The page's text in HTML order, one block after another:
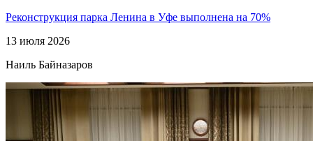
Реконструкция парка Ленина в Уфе выполнена на 70%
13 июля 2026
Наиль Байназаров